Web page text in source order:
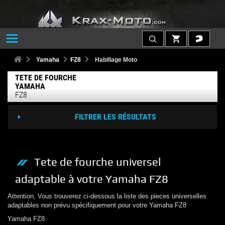
Yamaha FZ8 Habillage Moto
TETE DE FOURCHE
YAMAHA
FZ8
FILTRER LES RÉSULTATS
Tete de fourche universel
adaptable à votre Yamaha FZ8
Attention, Vous trouverez ci-dessous la liste des pieces universelles
adaptables non prévu spécifiquement pour votre Yamaha FZ8
Yamaha FZ8